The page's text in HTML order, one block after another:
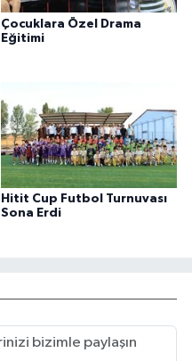
Çocuklara Özel Drama
Eğitimi
Hitit Cup Futbol Turnuvası
Sona Erdi